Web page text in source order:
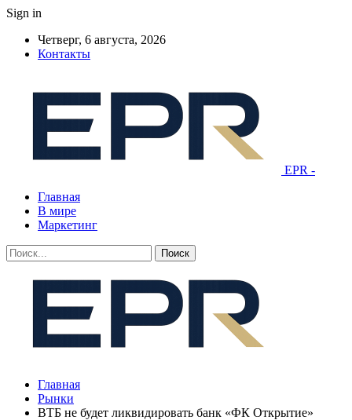
Sign in
Четверг, 6 августа, 2026
Контакты
EPR -
Главная
В мире
Маркетинг
Главная
Рынки
ВТБ не будет ликвидировать банк «ФК Открытие»